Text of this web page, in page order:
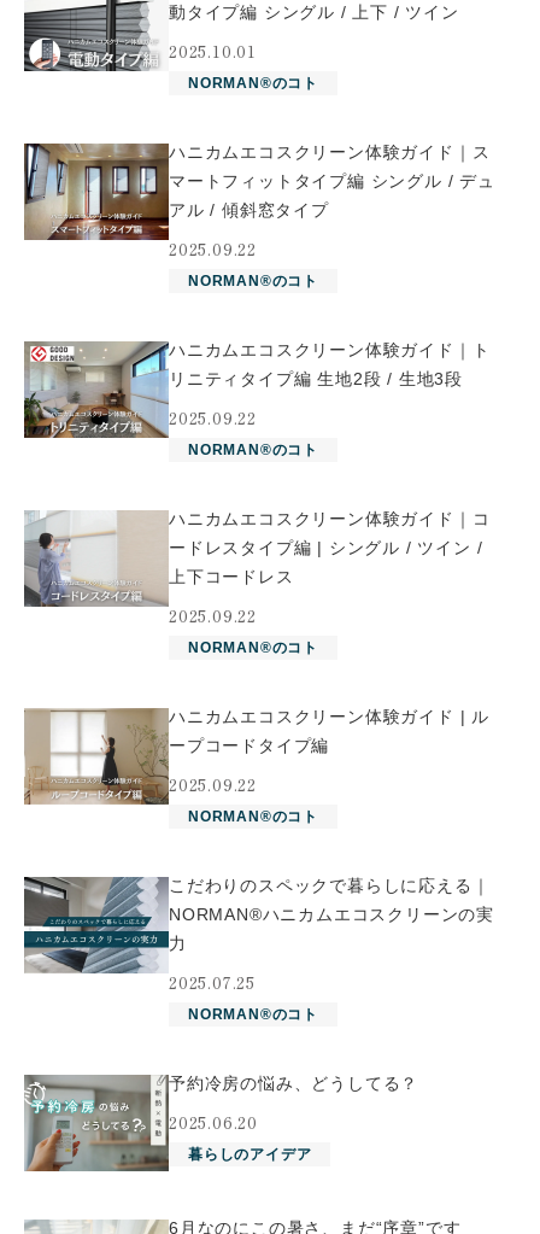
動タイプ編 シングル / 上下 / ツイン
2025.10.01
NORMAN®のコト
ハニカムエコスクリーン体験ガイド｜ス
マートフィットタイプ編 シングル / デュ
アル / 傾斜窓タイプ
2025.09.22
NORMAN®のコト
ハニカムエコスクリーン体験ガイド｜ト
リニティタイプ編 生地2段 / 生地3段
2025.09.22
NORMAN®のコト
ハニカムエコスクリーン体験ガイド｜コ
ードレスタイプ編 | シングル / ツイン /
上下コードレス
2025.09.22
NORMAN®のコト
ハニカムエコスクリーン体験ガイド | ル
ープコードタイプ編
2025.09.22
NORMAN®のコト
こだわりのスペックで暮らしに応える｜
NORMAN®ハニカムエコスクリーンの実
力
2025.07.25
NORMAN®のコト
予約冷房の悩み、どうしてる？
2025.06.20
暮らしのアイデア
6月なのにこの暑さ、まだ“序章”です